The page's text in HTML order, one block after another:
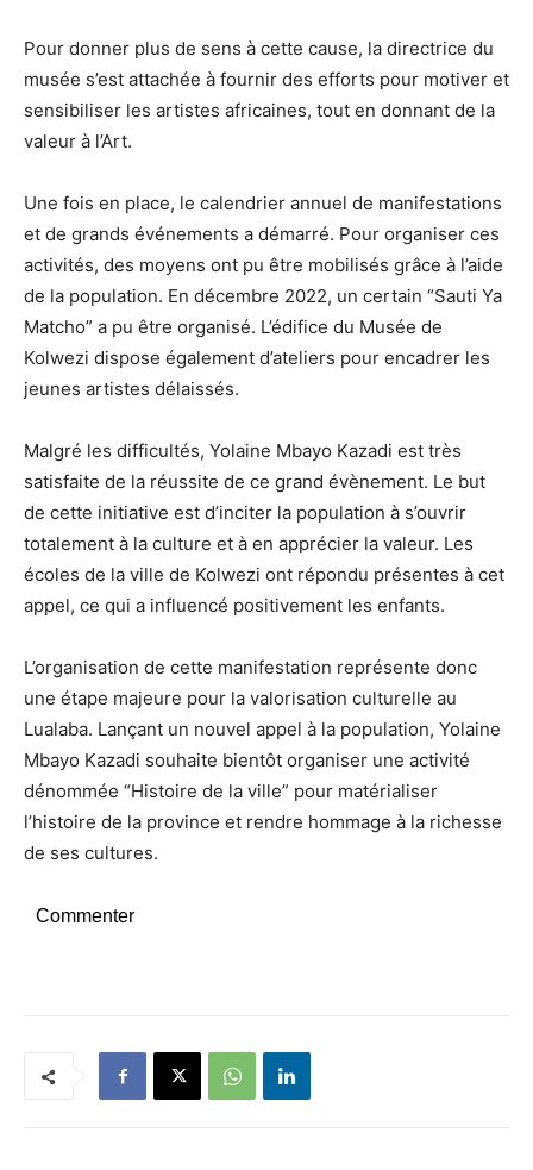
Pour donner plus de sens à cette cause, la directrice du
musée s’est attachée à fournir des efforts pour motiver et
sensibiliser les artistes africaines, tout en donnant de la
valeur à l’Art.
Une fois en place, le calendrier annuel de manifestations
et de grands événements a démarré. Pour organiser ces
activités, des moyens ont pu être mobilisés grâce à l’aide
de la population. En décembre 2022, un certain “Sauti Ya
Matcho” a pu être organisé. L’édifice du Musée de
Kolwezi dispose également d’ateliers pour encadrer les
jeunes artistes délaissés.
Malgré les difficultés, Yolaine Mbayo Kazadi est très
satisfaite de la réussite de ce grand évènement. Le but
de cette initiative est d’inciter la population à s’ouvrir
totalement à la culture et à en apprécier la valeur. Les
écoles de la ville de Kolwezi ont répondu présentes à cet
appel, ce qui a influencé positivement les enfants.
L’organisation de cette manifestation représente donc
une étape majeure pour la valorisation culturelle au
Lualaba. Lançant un nouvel appel à la population, Yolaine
Mbayo Kazadi souhaite bientôt organiser une activité
dénommée “Histoire de la ville” pour matérialiser
l’histoire de la province et rendre hommage à la richesse
de ses cultures.
Commenter